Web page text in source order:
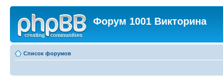
Форум 1001 Викторина
Список форумов